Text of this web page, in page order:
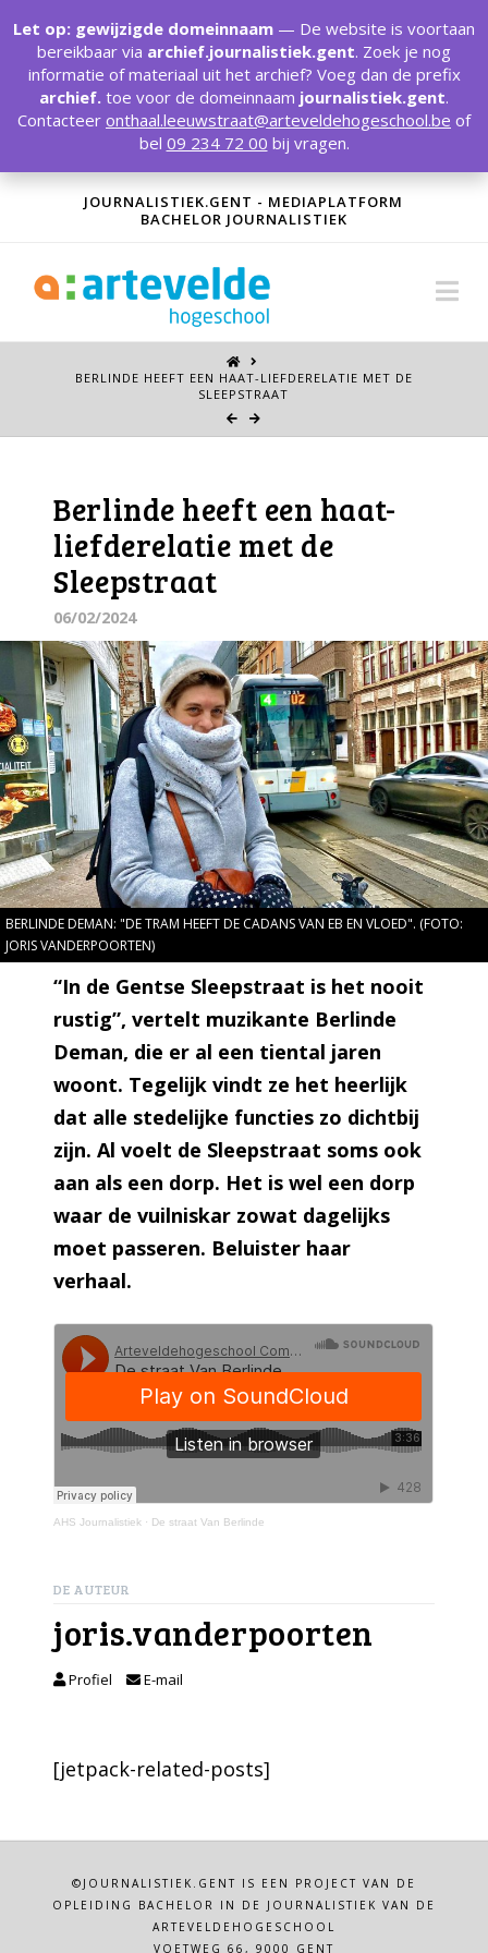
JOURNALISTIEK.GENT - MEDIAPLATFORM
BACHELOR JOURNALISTIEK
BERLINDE HEEFT EEN HAAT-LIEFDERELATIE MET DE
SLEEPSTRAAT
Berlinde heeft een haat-
liefderelatie met de
Sleepstraat
06/02/2024
BERLINDE DEMAN: "DE TRAM HEEFT DE CADANS VAN EB EN VLOED". (FOTO:
JORIS VANDERPOORTEN)
“In de Gentse Sleepstraat is het nooit
rustig”, vertelt muzikante Berlinde
Deman, die er al een tiental jaren
woont. Tegelijk vindt ze het heerlijk
dat alle stedelijke functies zo dichtbij
zijn. Al voelt de Sleepstraat soms ook
aan als een dorp. Het is wel een dorp
waar de vuilniskar zowat dagelijks
moet passeren. Beluister haar
verhaal.
AHS Journalistiek · De straat Van Berlinde
DE AUTEUR
joris.vanderpoorten
Profiel E-mail
[jetpack-related-posts]
©JOURNALISTIEK.GENT IS EEN PROJECT VAN DE
OPLEIDING BACHELOR IN DE JOURNALISTIEK VAN DE
ARTEVELDEHOGESCHOOL
VOETWEG 66, 9000 GENT
Let op: gewijzigde domeinnaam — De website is voortaan
bereikbaar via archief.journalistiek.gent. Zoek je nog
informatie of materiaal uit het archief? Voeg dan de prefix
archief. toe voor de domeinnaam journalistiek.gent.
Contacteer onthaal.leeuwstraat@arteveldehogeschool.be of
bel 09 234 72 00 bij vragen.